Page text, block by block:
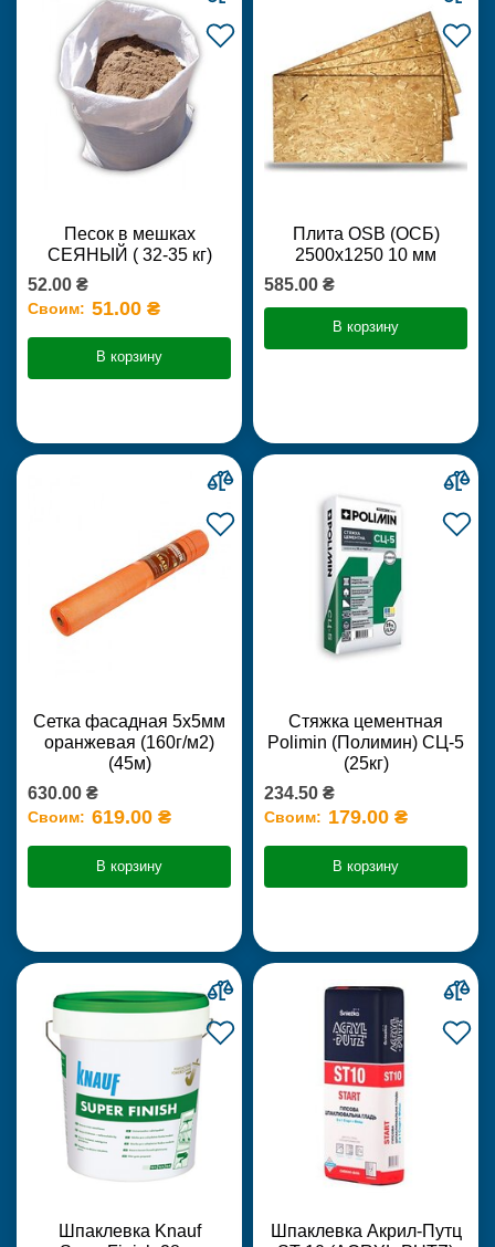
Песок в мешках
СЕЯНЫЙ ( 32-35 кг)
52.00 ₴
Своим: 51.00 ₴
В корзину
Плита OSB (ОСБ)
2500х1250 10 мм
585.00 ₴
В корзину
Сетка фасадная 5х5мм
оранжевая (160г/м2)
(45м)
630.00 ₴
Своим: 619.00 ₴
В корзину
Стяжка цементная
Polimin (Полимин) СЦ-5
(25кг)
234.50 ₴
Своим: 179.00 ₴
В корзину
Шпаклевка Knauf
Шпаклевка Акрил-Путц